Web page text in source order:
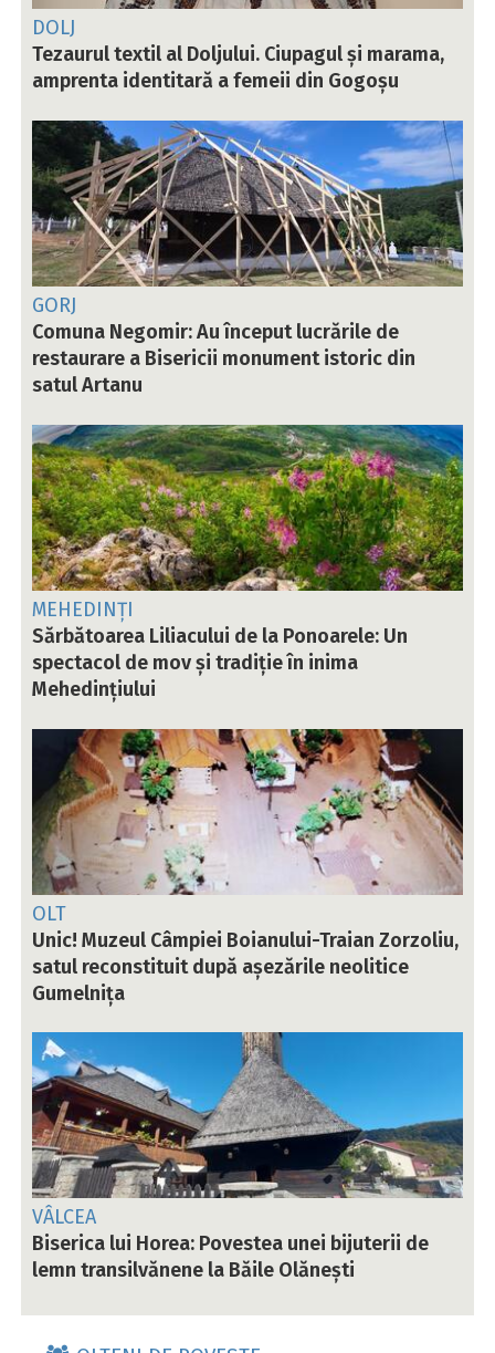
DOLJ
Tezaurul textil al Doljului. Ciupagul și marama,
amprenta identitară a femeii din Gogoșu
GORJ
Comuna Negomir: Au început lucrările de
restaurare a Bisericii monument istoric din
satul Artanu
MEHEDINȚI
Sărbătoarea Liliacului de la Ponoarele: Un
spectacol de mov și tradiție în inima
Mehedințiului
OLT
Unic! Muzeul Câmpiei Boianului-Traian Zorzoliu,
satul reconstituit după așezările neolitice
Gumelnița
VÂLCEA
Biserica lui Horea: Povestea unei bijuterii de
lemn transilvănene la Băile Olănești